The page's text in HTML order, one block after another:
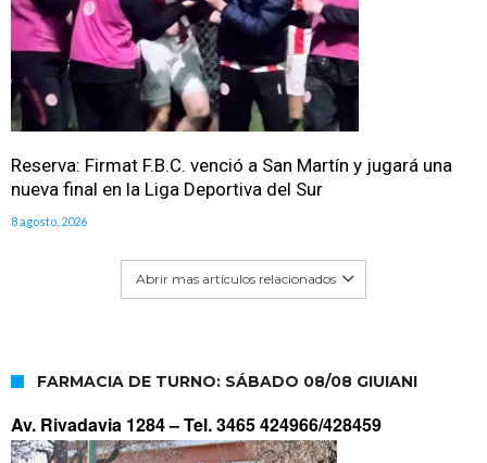
Reserva: Firmat F.B.C. venció a San Martín y jugará una
nueva final en la Liga Deportiva del Sur
8 agosto, 2026
Abrir mas artículos relacionados
FARMACIA DE TURNO: SÁBADO 08/08 GIUIANI
Av. Rivadavia 1284 –Tel. 3465 424966/428459